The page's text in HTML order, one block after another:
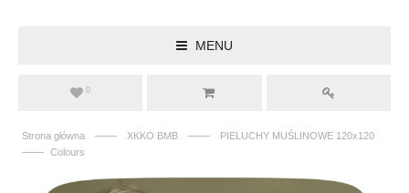
MENU
0
Strona główna —— XKKO BMB —— PIELUCHY MUŚLINOWE 120x120
—— Colours